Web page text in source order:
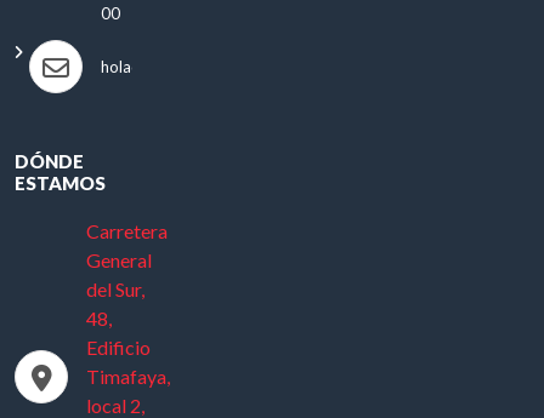
00
hola@antonioautos.com
DÓNDE
ESTAMOS
Carretera
General
del Sur,
48,
Edificio
Timafaya,
local 2,